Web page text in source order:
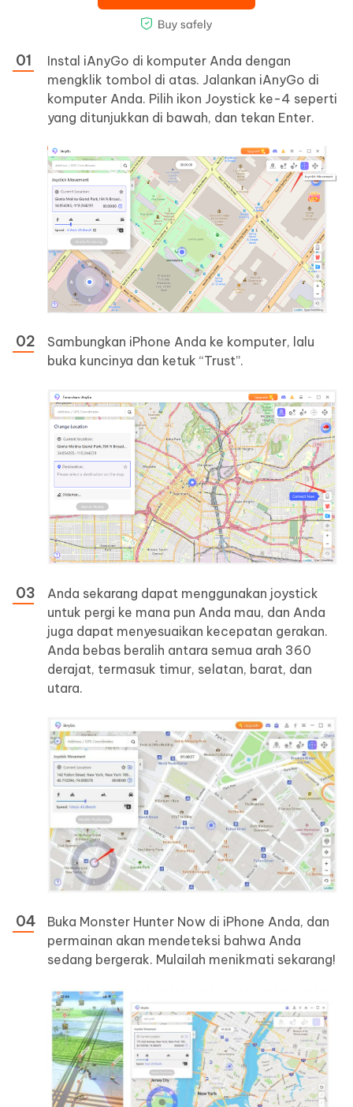
Instal iAnyGo di komputer Anda dengan
mengklik tombol di atas. Jalankan iAnyGo di
komputer Anda. Pilih ikon Joystick ke-4 seperti
yang ditunjukkan di bawah, dan tekan Enter.
Sambungkan iPhone Anda ke komputer, lalu
buka kuncinya dan ketuk “Trust”.
Anda sekarang dapat menggunakan joystick
untuk pergi ke mana pun Anda mau, dan Anda
juga dapat menyesuaikan kecepatan gerakan.
Anda bebas beralih antara semua arah 360
derajat, termasuk timur, selatan, barat, dan
utara.
Buka Monster Hunter Now di iPhone Anda, dan
permainan akan mendeteksi bahwa Anda
sedang bergerak. Mulailah menikmati sekarang!